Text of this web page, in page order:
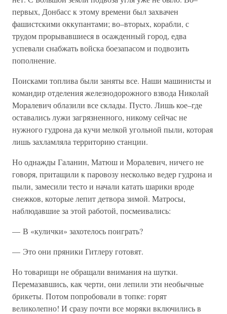
первых, Донбасс к этому времени был захвачен
фашистскими оккупантами; во–вторых, корабли, с
трудом прорывавшиеся в осажденный город, едва
успевали снабжать войска боезапасом и подвозить
пополнение.
Поисками топлива были заняты все. Наши машинисты и
командир отделения железнодорожного взвода Николай
Моралевич облазили все склады. Пусто. Лишь кое–где
оставались лужи загрязненного, никому сейчас не
нужного гудрона да кучи мелкой угольной пыли, которая
лишь захламляла территорию станции.
Но однажды Галанин, Матюш и Моралевич, ничего не
говоря, притащили к паровозу несколько ведер гудрона и
пыли, замесили тесто и начали катать шарики вроде
снежков, которые лепит детвора зимой. Матросы,
наблюдавшие за этой работой, посмеивались:
— В «кулички» захотелось поиграть?
— Это они пряники Гитлеру готовят.
Но товарищи не обращали внимания на шутки.
Перемазавшись, как черти, они лепили эти необычные
брикеты. Потом попробовали в топке: горят
великолепно! И сразу почти все моряки включились в